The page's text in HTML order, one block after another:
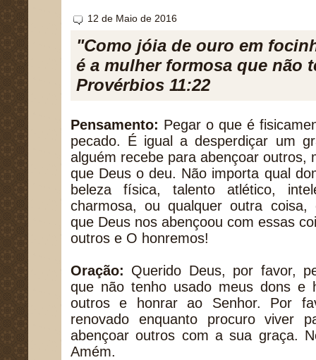
12 de Maio de 2016
"Como jóia de ouro em
é a mulher formosa que não
Provérbios 11:22
Pensamento: Pegar o que é
pecado. É igual a desperdiçar um
alguém recebe para abençoar outros,
que Deus o deu. Não importa qual
beleza física, talento atlético,
charmosa, ou qualquer outra coisa,
que Deus nos abençoou com essas
outros e O honremos!
Oração: Querido Deus, por favor,
que não tenho usado meus dons e
outros e honrar ao Senhor. Por
renovado enquanto procuro viver
abençoar outros com a sua graça.
Amém.